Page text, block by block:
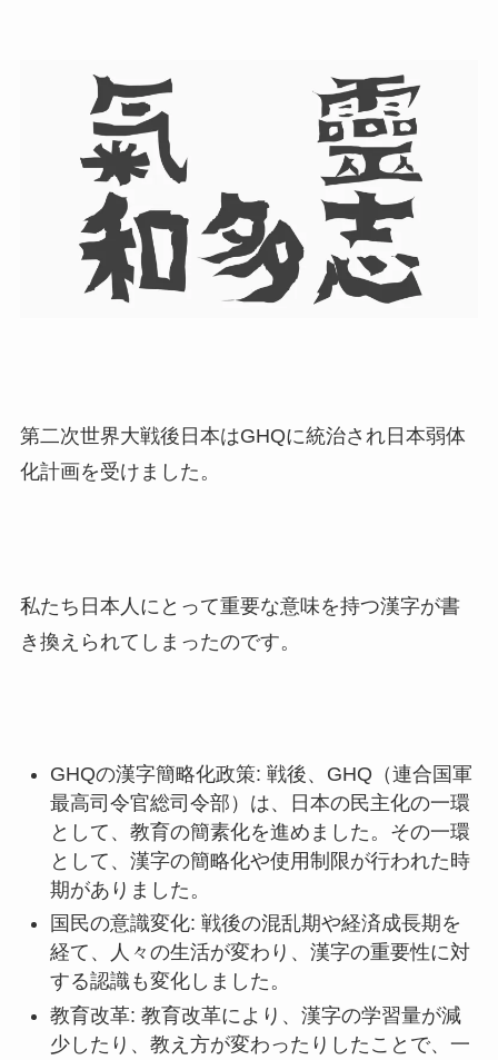
第二次世界大戦後日本はGHQに統治され日本弱体
化計画を受けました。
私たち日本人にとって重要な意味を持つ漢字が書
き換えられてしまったのです。
GHQの漢字簡略化政策: 戦後、GHQ（連合国軍
最高司令官総司令部）は、日本の民主化の一環
として、教育の簡素化を進めました。その一環
として、漢字の簡略化や使用制限が行われた時
期がありました。
国民の意識変化: 戦後の混乱期や経済成長期を
経て、人々の生活が変わり、漢字の重要性に対
する認識も変化しました。
教育改革: 教育改革により、漢字の学習量が減
少したり、教え方が変わったりしたことで、一